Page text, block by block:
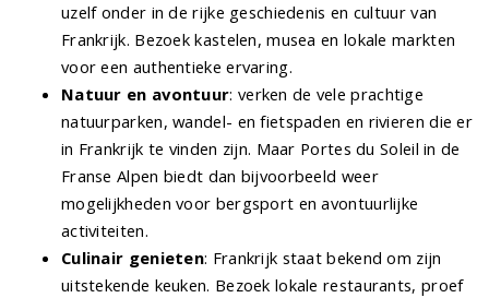
uzelf onder in de rijke geschiedenis en cultuur van
Frankrijk. Bezoek kastelen, musea en lokale markten
voor een authentieke ervaring.
Natuur en avontuur: verken de vele prachtige
natuurparken, wandel- en fietspaden en rivieren die er
in Frankrijk te vinden zijn. Maar Portes du Soleil in de
Franse Alpen biedt dan bijvoorbeeld weer
mogelijkheden voor bergsport en avontuurlijke
activiteiten.
Culinair genieten: Frankrijk staat bekend om zijn
uitstekende keuken. Bezoek lokale restaurants, proef